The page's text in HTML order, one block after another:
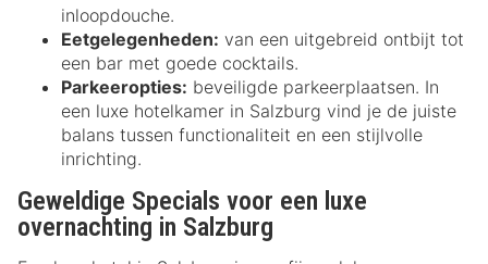
inloopdouche.
Eetgelegenheden: van een uitgebreid ontbijt tot
een bar met goede cocktails.
Parkeeropties: beveiligde parkeerplaatsen. In
een luxe hotelkamer in Salzburg vind je de juiste
balans tussen functionaliteit en een stijlvolle
inrichting.
Geweldige Specials voor een luxe
overnachting in Salzburg